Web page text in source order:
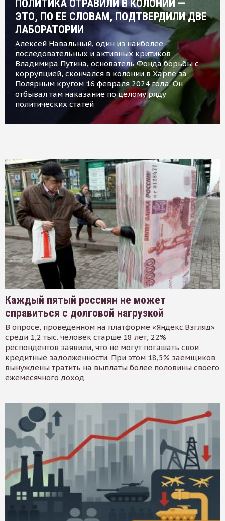
ПОЛИТИКА ОТРАВИЛИ В КОЛОНИИ —
ЭТО, ПО ЕЕ СЛОВАМ, ПОДТВЕРДИЛИ ДВЕ
ЛАБОРАТОРИИ
Алексей Навальный, один из наиболее
последовательных и активных критиков
Владимира Путина, основатель Фонда борьбы с
коррупцией, скончался в колонии в Харпе за
Полярным кругом 16 февраля 2024 года. Он
отбывал там наказание по целому ряду
политических статей
Каждый пятый россиян не может
справиться с долговой нагрузкой
В опросе, проведенном на платформе «Яндекс.Взгляд»
среди 1,2 тыс. человек старше 18 лет, 22%
респондентов заявили, что не могут погашать свои
кредитные задолженности. При этом 18,5% заемщиков
вынуждены тратить на выплаты более половины своего
ежемесячного доход